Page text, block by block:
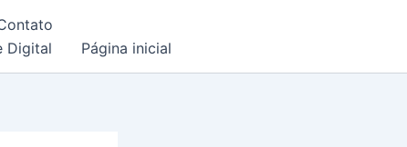
Digital
Página inicial